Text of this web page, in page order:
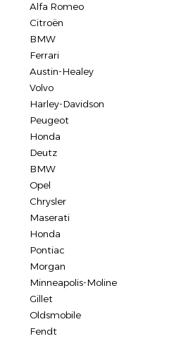
Alfa Romeo
Citroën
BMW
Ferrari
Austin-Healey
Volvo
Harley-Davidson
Peugeot
Honda
Deutz
BMW
Opel
Chrysler
Maserati
Honda
Pontiac
Morgan
Minneapolis-Moline
Gillet
Oldsmobile
Fendt